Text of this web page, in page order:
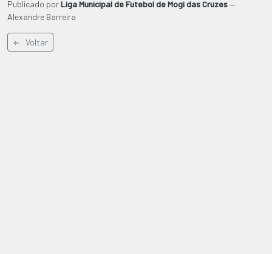
Publicado porLiga Municipal de Futebol de Mogi das Cruzes—
Alexandre Barreira
Voltar